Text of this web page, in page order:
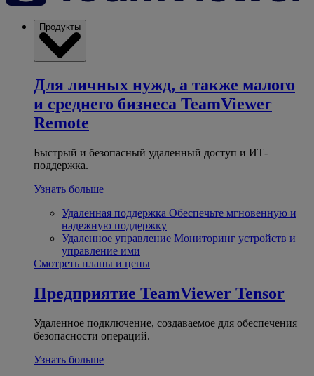
Продукты
Для личных нужд, а также малого
и среднего бизнеса TeamViewer
Remote
Быстрый и безопасный удаленный доступ и ИТ-
поддержка.
Узнать больше
Удаленная поддержка Обеспечьте мгновенную и
надежную поддержку
Удаленное управление Мониторинг устройств и
управление ими
Смотреть планы и цены
Предприятие TeamViewer Tensor
Удаленное подключение, создаваемое для обеспечения
безопасности операций.
Узнать больше